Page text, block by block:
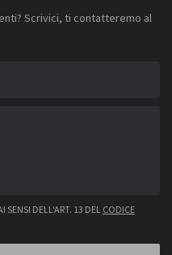
Scrivici, ti contatteremo al
DELL'ART. 13 DEL CODICE